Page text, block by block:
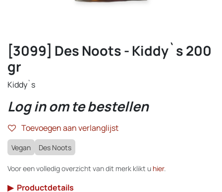
[3099] Des Noots - Kiddy`s 200
gr
Kiddy`s
Log in om te bestellen
Toevoegen aan verlanglijst
Vegan Des Noots
Voor een volledig overzicht van dit merk klikt u hier.
▶ Productdetails